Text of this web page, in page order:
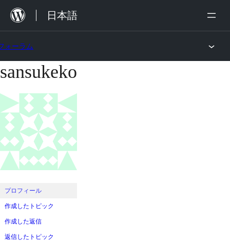
キ
プ
日本語
ォーラム
コ
テ
ン
ツ
へ
ス
ッ
プ
sansukeko
プロフィール
作成したトピック
作成した返信
返信したトピック